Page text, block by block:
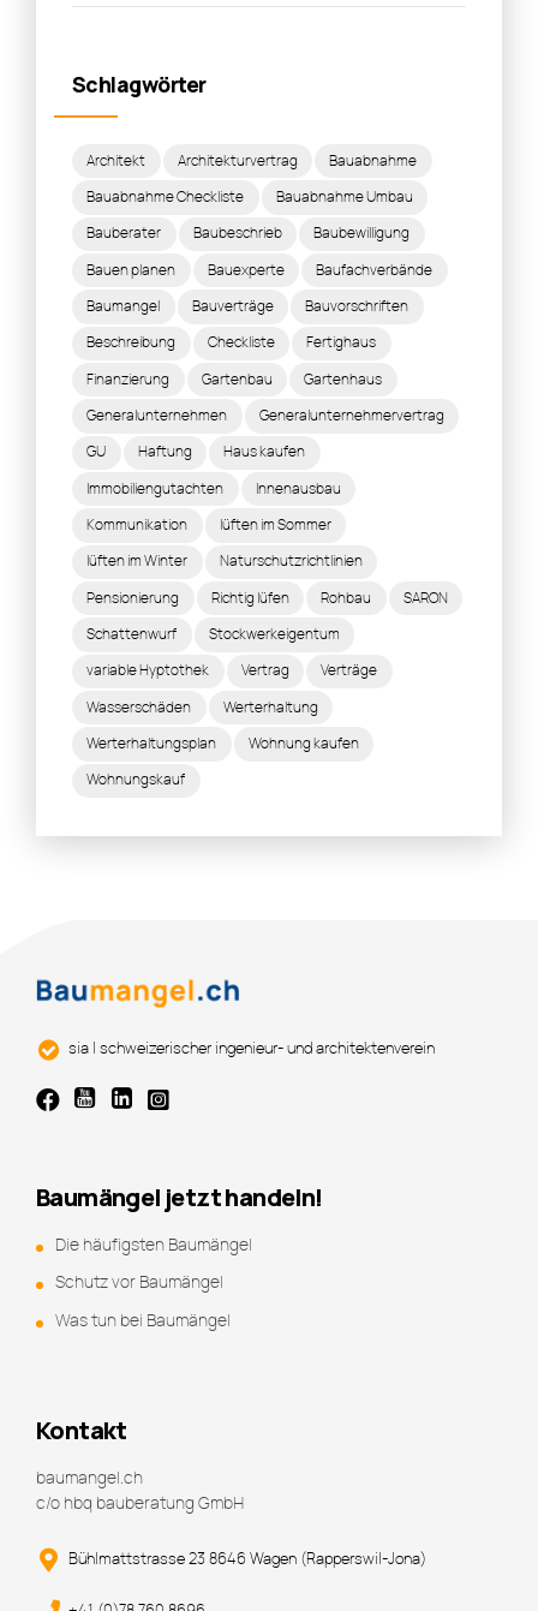
Schlagwörter
Architekt Architekturvertrag Bauabnahme
Bauabnahme Checkliste Bauabnahme Umbau
Bauberater Baubeschrieb Baubewilligung
Bauen planen Bauexperte Baufachverbände
Baumangel Bauverträge Bauvorschriften
Beschreibung Checkliste Fertighaus
Finanzierung Gartenbau Gartenhaus
Generalunternehmen Generalunternehmervertrag
GU Haftung Haus kaufen
Immobiliengutachten Innenausbau
Kommunikation lüften im Sommer
lüften im Winter Naturschutzrichtlinien
Pensionierung Richtig lüfen Rohbau SARON
Schattenwurf Stockwerkeigentum
variable Hyptothek Vertrag Verträge
Wasserschäden Werterhaltung
Werterhaltungsplan Wohnung kaufen
Wohnungskauf
sia | schweizerischer ingenieur- und architektenverein
Baumängel jetzt handeln!
Die häufigsten Baumängel
Schutz vor Baumängel
Was tun bei Baumängel
Kontakt
baumangel.ch
c/o hbq bauberatung GmbH
Bühlmattstrasse 23 8646 Wagen (Rapperswil-Jona)